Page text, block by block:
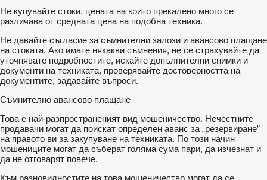
Не купувайте стоки, цената на които прекалено много се
различава от средната цена на подобна техника.
Не давайте съгласие за съмнителни залози и авансово плащане
на стоката. Ако имате някакви съмнения, не се страхувайте да
уточнявате подробностите, искайте допълнителни снимки и
документи на техниката, проверявайте достоверността на
документите, задавайте въпроси.
Съмнително авансово плащане
Това е най-разпространеният вид мошеничество. Нечестните
продавачи могат да поискат определен аванс за „резервиране”
на правото ви за закупуване на техниката. По този начин
мошениците могат да съберат голяма сума пари, да изчезнат и
да не отговарят повече.